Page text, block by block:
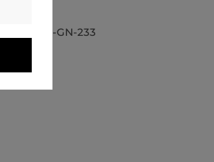
424-GN-233